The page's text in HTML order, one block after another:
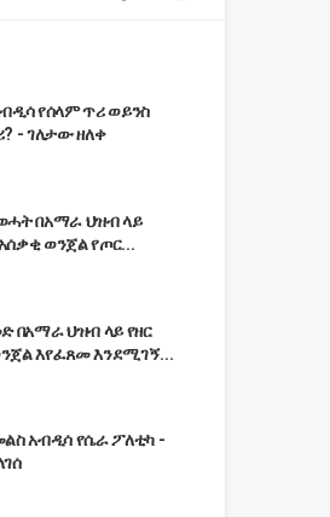
የሰላም ጥሪ ወይንስ
- ገለታው ዘለቀ
በአማራ ህዝብ ላይ
ወንጀል የጦር...
በአማራ ህዝብ ላይ የዘር
እየፈጸመ እንደሚገኝ...
አብዲሳ የሴራ ፖለቲካ -